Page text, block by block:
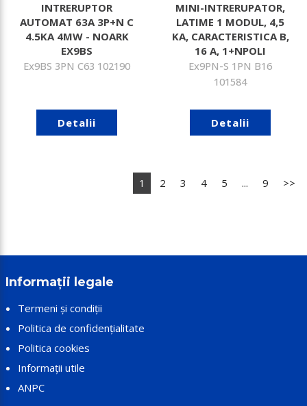
INTRERUPTOR
AUTOMAT 63A 3P+N C
4.5KA 4MW - NOARK
EX9BS
Ex9BS 3PN C63 102190
Detalii
MINI-INTRERUPATOR,
LATIME 1 MODUL, 4,5
KA, CARACTERISTICA B,
16 A, 1+NPOLI
Ex9PN-S 1PN B16
101584
Detalii
1 2 3 4 5 ... 9 >>
Informații legale
Termeni și condiții
Politica de confidențialitate
Politica cookies
Informații utile
ANPC